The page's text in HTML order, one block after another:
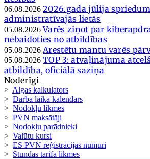
06.08.2026 2026.gada jūlija
administratīvajās lietās
05.08.2026 Varēs ziņot par
nebaidoties no atbildības
05.08.2026 Arestētu mantu varēs
05.08.2026 TOP 3: atvaļinājuma
atbildība, oficiālā saziņa
Noderīgi
> Algas kalkulators
> Darba laika kalendārs
> Nodokļu likmes
> PVN maksātāji
> Nodokļu parādnieki
> Valūtu kursi
> ES PVN reģistrācijas numuri
> Stundas tarifa likmes